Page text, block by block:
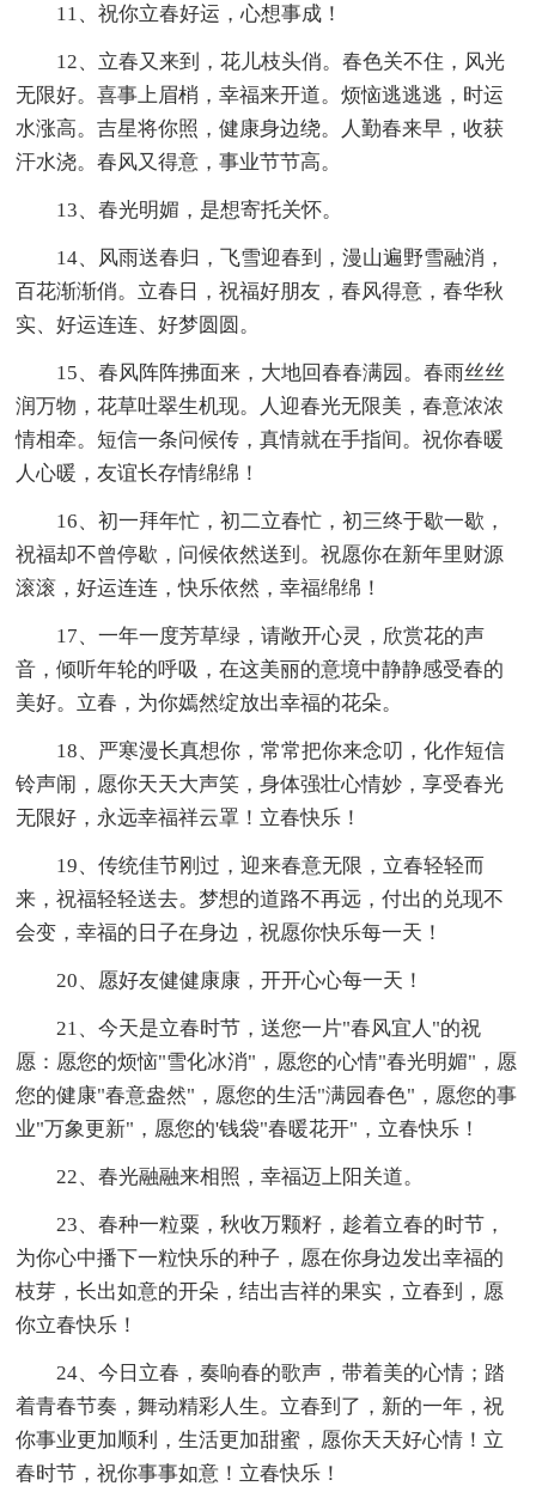
11、祝你立春好运，心想事成！
12、立春又来到，花儿枝头俏。春色关不住，风光
无限好。喜事上眉梢，幸福来开道。烦恼逃逃逃，时运
水涨高。吉星将你照，健康身边绕。人勤春来早，收获
汗水浇。春风又得意，事业节节高。
13、春光明媚，是想寄托关怀。
14、风雨送春归，飞雪迎春到，漫山遍野雪融消，
百花渐渐俏。立春日，祝福好朋友，春风得意，春华秋
实、好运连连、好梦圆圆。
15、春风阵阵拂面来，大地回春春满园。春雨丝丝
润万物，花草吐翠生机现。人迎春光无限美，春意浓浓
情相牵。短信一条问候传，真情就在手指间。祝你春暖
人心暖，友谊长存情绵绵！
16、初一拜年忙，初二立春忙，初三终于歇一歇，
祝福却不曾停歇，问候依然送到。祝愿你在新年里财源
滚滚，好运连连，快乐依然，幸福绵绵！
17、一年一度芳草绿，请敞开心灵，欣赏花的声
音，倾听年轮的呼吸，在这美丽的意境中静静感受春的
美好。立春，为你嫣然绽放出幸福的花朵。
18、严寒漫长真想你，常常把你来念叨，化作短信
铃声闹，愿你天天大声笑，身体强壮心情妙，享受春光
无限好，永远幸福祥云罩！立春快乐！
19、传统佳节刚过，迎来春意无限，立春轻轻而
来，祝福轻轻送去。梦想的道路不再远，付出的兑现不
会变，幸福的日子在身边，祝愿你快乐每一天！
20、愿好友健健康康，开开心心每一天！
21、今天是立春时节，送您一片"春风宜人"的祝
愿：愿您的烦恼"雪化冰消"，愿您的心情"春光明媚"，愿
您的健康"春意盎然"，愿您的生活"满园春色"，愿您的事
业"万象更新"，愿您的'钱袋"春暖花开"，立春快乐！
22、春光融融来相照，幸福迈上阳关道。
23、春种一粒粟，秋收万颗籽，趁着立春的时节，
为你心中播下一粒快乐的种子，愿在你身边发出幸福的
枝芽，长出如意的开朵，结出吉祥的果实，立春到，愿
你立春快乐！
24、今日立春，奏响春的歌声，带着美的心情；踏
着青春节奏，舞动精彩人生。立春到了，新的一年，祝
你事业更加顺利，生活更加甜蜜，愿你天天好心情！立
春时节，祝你事事如意！立春快乐！